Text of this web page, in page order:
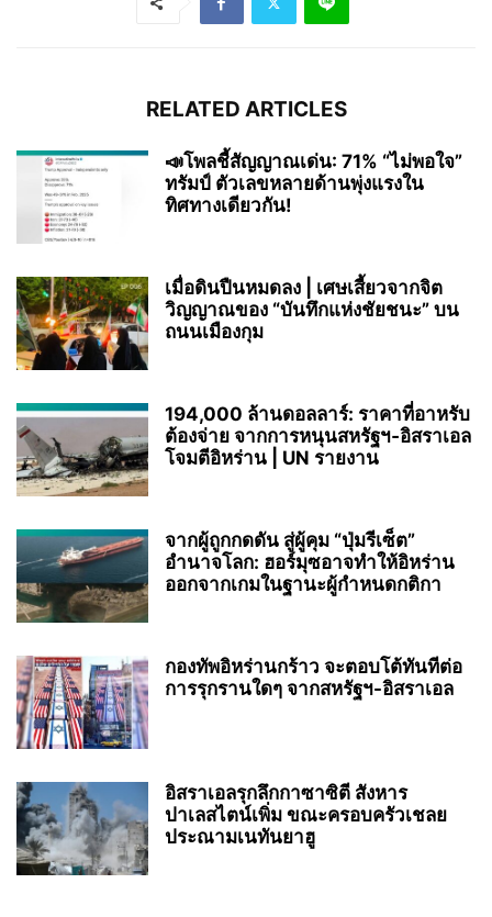
RELATED ARTICLES
📣โพลชี้สัญญาณเด่น: 71% “ไม่พอใจ”
ทรัมป์ ตัวเลขหลายด้านพุ่งแรงใน
ทิศทางเดียวกัน!
เมื่อดินปืนหมดลง | เศษเสี้ยวจากจิต
วิญญาณของ “บันทึกแห่งชัยชนะ” บน
ถนนเมืองกุม
194,000 ล้านดอลลาร์: ราคาที่อาหรับ
ต้องจ่าย จากการหนุนสหรัฐฯ‑อิสราเอล
โจมตีอิหร่าน | UN รายงาน
จากผู้ถูกกดดัน สู่ผู้คุม “ปุ่มรีเซ็ต”
อำนาจโลก: ฮอร์มุซอาจทำให้อิหร่าน
ออกจากเกมในฐานะผู้กำหนดกติกา
กองทัพอิหร่านกร้าว จะตอบโต้ทันทีต่อ
การรุกรานใดๆ จากสหรัฐฯ-อิสราเอล
อิสราเอลรุกลึกกาซาซิตี สังหาร
ปาเลสไตน์เพิ่ม ขณะครอบครัวเชลย
ประณามเนทันยาฮู